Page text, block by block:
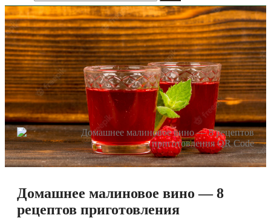
Домашнее малиновое вино — 8
рецептов приготовления